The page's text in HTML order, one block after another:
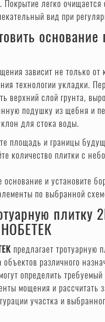
легко очищается
вид при
зависит не только от
технологии укладки.
верхний слой грунта,
подушку из щебня и
для стока воды.
площадь и границы
количество плитки с
основание и установите
по выбранной
плитку
предлагает тротуарную
объектов различного
определить
мощения и рассчитать
участка и